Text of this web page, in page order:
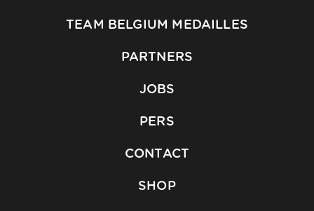
TEAM BELGIUM MEDAILLES
PARTNERS
JOBS
PERS
CONTACT
SHOP